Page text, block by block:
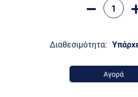
Διαθεσιμότητα:
Αγορά